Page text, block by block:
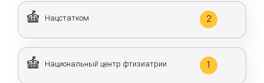
Нацстатком 2
Национальный центр фтизиатрии 1